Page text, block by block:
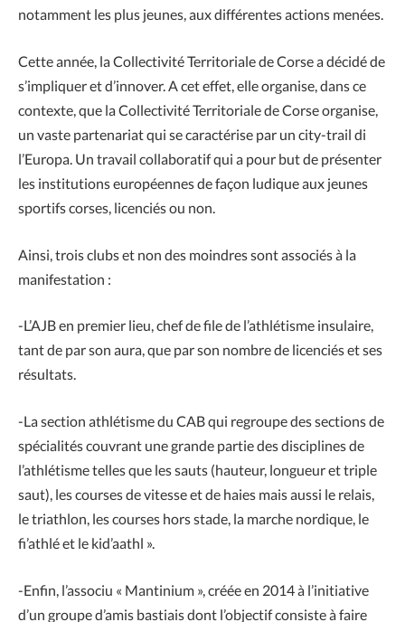
notamment les plus jeunes, aux différentes actions menées.
Cette année, la Collectivité Territoriale de Corse a décidé de
s’impliquer et d’innover. A cet effet, elle organise, dans ce
contexte, que la Collectivité Territoriale de Corse organise,
un vaste partenariat qui se caractérise par un city-trail di
l’Europa. Un travail collaboratif qui a pour but de présenter
les institutions européennes de façon ludique aux jeunes
sportifs corses, licenciés ou non.
Ainsi, trois clubs et non des moindres sont associés à la
manifestation :
-L’AJB en premier lieu, chef de file de l’athlétisme insulaire,
tant de par son aura, que par son nombre de licenciés et ses
résultats.
-La section athlétisme du CAB qui regroupe des sections de
spécialités couvrant une grande partie des disciplines de
l’athlétisme telles que les sauts (hauteur, longueur et triple
saut), les courses de vitesse et de haies mais aussi le relais,
le triathlon, les courses hors stade, la marche nordique, le
fi’athlé et le kid’aathl ».
-Enfin, l’associu « Mantinium », créée en 2014 à l’initiative
d’un groupe d’amis bastiais dont l’objectif consiste à faire